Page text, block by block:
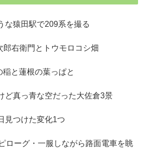
な猿田駅で209系を撮る
右衛門とトウモロコシ畑
稲と蓮根の葉っぱと
ど真っ青な空だった大佐倉3景
見つけた変化1つ
ローグ・一服しながら路面電車を眺